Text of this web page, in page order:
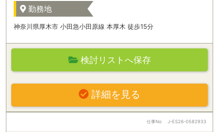
勤務地
神奈川県厚木市 小田急小田原線 本厚木 徒歩15分
検討リストへ保存
詳細を見る
仕事No J-ES26-0582933